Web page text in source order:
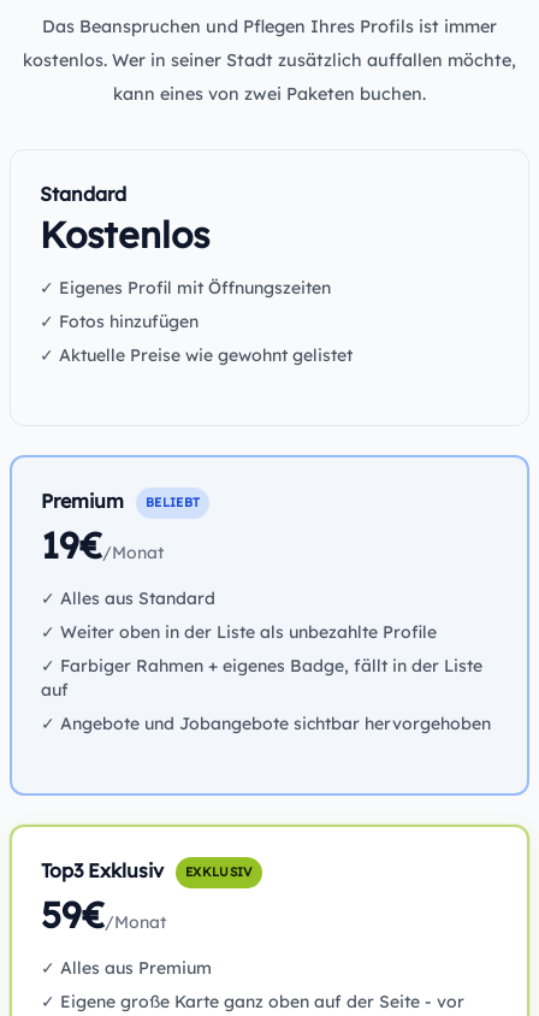
Das Beanspruchen und Pflegen Ihres Profils ist immer
kostenlos. Wer in seiner Stadt zusätzlich auffallen möchte,
kann eines von zwei Paketen buchen.
Standard
Kostenlos
✓ Eigenes Profil mit Öffnungszeiten
✓ Fotos hinzufügen
✓ Aktuelle Preise wie gewohnt gelistet
Premium BELIEBT
19€/Monat
✓ Alles aus Standard
✓ Weiter oben in der Liste als unbezahlte Profile
✓ Farbiger Rahmen + eigenes Badge, fällt in der Liste
auf
✓ Angebote und Jobangebote sichtbar hervorgehoben
Top3 Exklusiv EXKLUSIV
59€/Monat
✓ Alles aus Premium
✓ Eigene große Karte ganz oben auf der Seite - vor